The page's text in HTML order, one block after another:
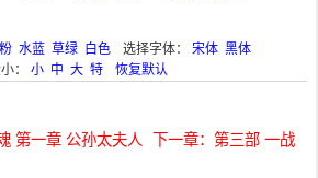
水蓝 草绿 白色 选择字体： 宋体 黑体
： 小 中 大 特 恢复默认
第一章 公孙太夫人
下一章：第三部 一战